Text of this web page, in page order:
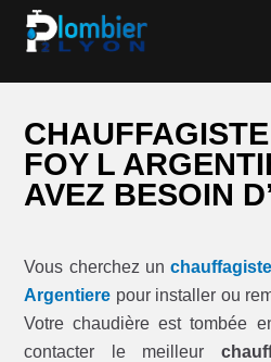
FOY L
AVEZ BESOIN
Vous cherchez un
Argentiere pour installer ou
Votre chaudière est tombée
contacter le meilleur